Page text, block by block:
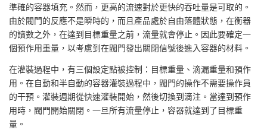
準確的容器填充。然而，更高的流速對於更快的吞吐量是可取的。
由於閥門的反應不是瞬時的，而且產品處於自由落體狀態，在衡器
的讀數之外，在達到目標重量之前，流量就會停止。因此要確定一
個預作用重量，以考慮到在閥門發出關閉信號後進入容器的材料。
在灌裝過程中，有三個設定點被控制：目標重量、滴漏重量和預作
用。在自動和半自動的容器灌裝過程中，閥門的操作不需要操作員
的干預。灌裝週期從快速灌裝開始，然後切換到滴注。當達到預作
用時，閥門開始關閉。一旦所有流量停止，容器就達到了目標重
量。